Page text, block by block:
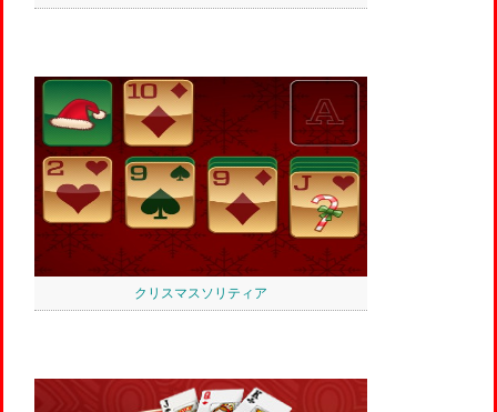
クリスマスソリティア